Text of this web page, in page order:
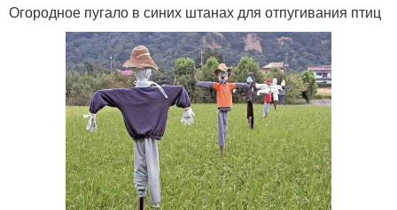
Огородное пугало в синих штанах для отпугивания птиц